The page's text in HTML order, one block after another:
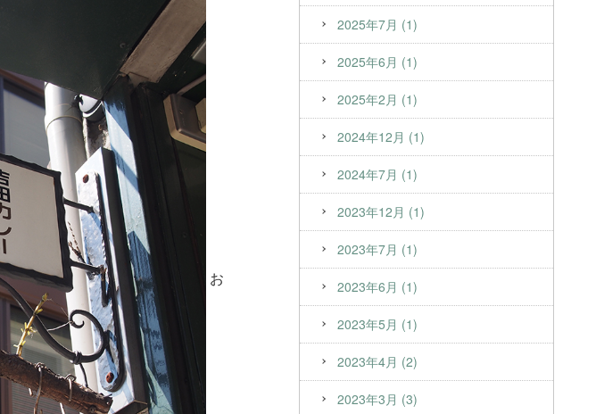
お
2025年7月 (1)
2025年6月 (1)
2025年2月 (1)
2024年12月 (1)
2024年7月 (1)
2023年12月 (1)
2023年7月 (1)
2023年6月 (1)
2023年5月 (1)
2023年4月 (2)
2023年3月 (3)